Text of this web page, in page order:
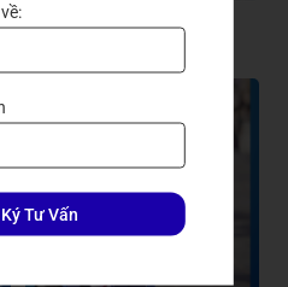
University
TRẦN PHƯỚC ĐƯỢC
Tư Vấn